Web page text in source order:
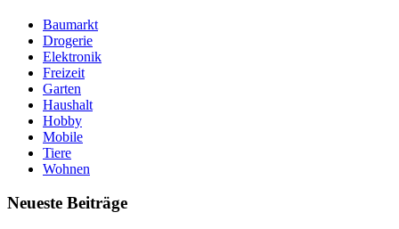
Baumarkt
Drogerie
Elektronik
Freizeit
Garten
Haushalt
Hobby
Mobile
Tiere
Wohnen
Neueste Beiträge